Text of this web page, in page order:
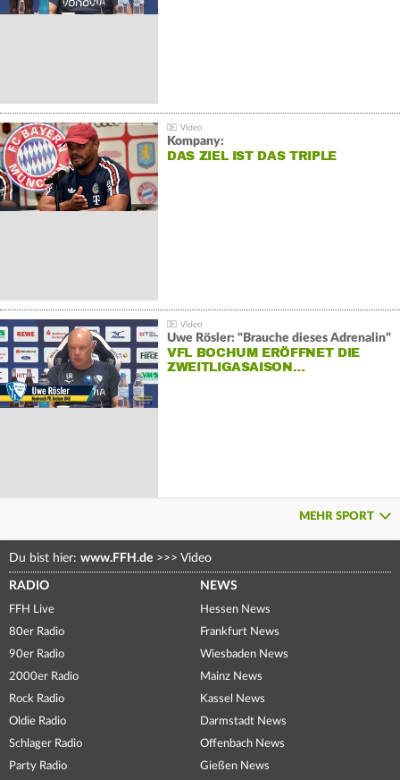
Kompany:
DAS ZIEL IST DAS TRIPLE
Uwe Rösler: "Brauche dieses Adrenalin"
VFL BOCHUM ERÖFFNET DIE
ZWEITLIGASAISON…
MEHR SPORT
Du bist hier: www.FFH.de >>> Video
RADIO
FFH Live
80er Radio
90er Radio
2000er Radio
Rock Radio
Oldie Radio
Schlager Radio
Party Radio
NEWS
Hessen News
Frankfurt News
Wiesbaden News
Mainz News
Kassel News
Darmstadt News
Offenbach News
Gießen News